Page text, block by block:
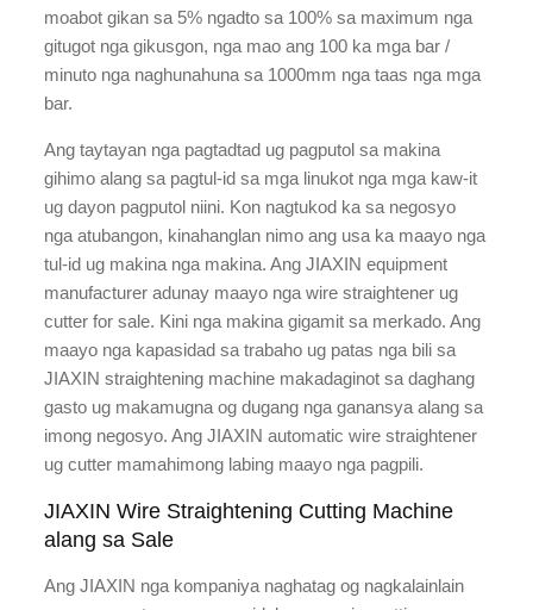
moabot gikan sa 5% ngadto sa 100% sa maximum nga
gitugot nga gikusgon, nga mao ang 100 ka mga bar /
minuto nga naghunahuna sa 1000mm nga taas nga mga
bar.
Ang taytayan nga pagtadtad ug pagputol sa makina
gihimo alang sa pagtul-id sa mga linukot nga mga kaw-it
ug dayon pagputol niini. Kon nagtukod ka sa negosyo
nga atubangon, kinahanglan nimo ang usa ka maayo nga
tul-id ug makina nga makina. Ang JIAXIN equipment
manufacturer adunay maayo nga wire straightener ug
cutter for sale. Kini nga makina gigamit sa merkado. Ang
maayo nga kapasidad sa trabaho ug patas nga bili sa
JIAXIN straightening machine makadaginot sa daghang
gasto ug makamugna og dugang nga ganansya alang sa
imong negosyo. Ang JIAXIN automatic wire straightener
ug cutter mamahimong labing maayo nga pagpili.
JIAXIN Wire Straightening Cutting Machine
alang sa Sale
Ang JIAXIN nga kompaniya naghatag og nagkalainlain